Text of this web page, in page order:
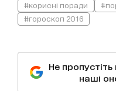
#корисні поради
#гороскоп 2016
Не
наші